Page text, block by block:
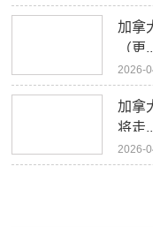
加拿
（更
2026-
加拿
将走
2026-